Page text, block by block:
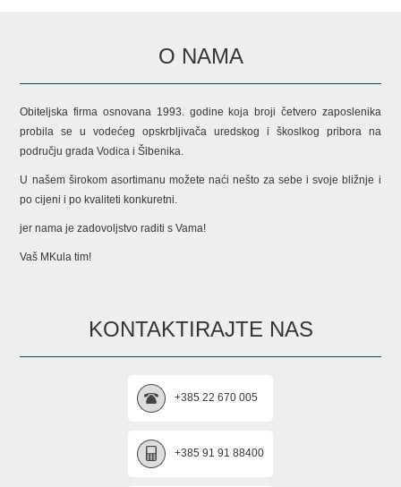
O NAMA
Obiteljska firma osnovana 1993. godine koja broji četvero zaposlenika
probila se u vodećeg opskrbljivača uredskog i škoslkog pribora na
području grada Vodica i Šibenika.
U našem širokom asortimanu možete naći nešto za sebe i svoje bližnje i
po cijeni i po kvaliteti konkuretni.
jer nama je zadovoljstvo raditi s Vama!
Vaš MKula tim!
KONTAKTIRAJTE NAS
+385 22 670 005
+385 91 91 88400